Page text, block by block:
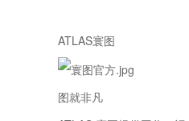
ATLAS寰图
图就非凡